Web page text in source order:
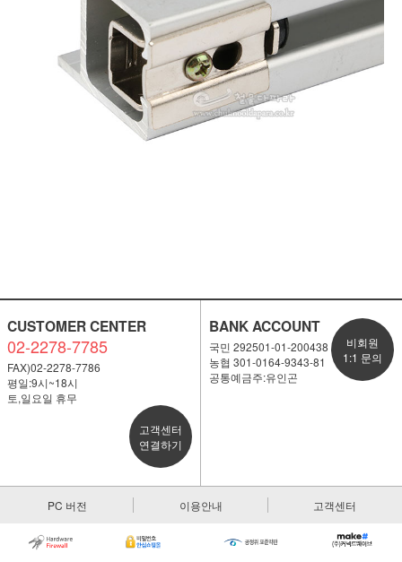
CUSTOMER CENTER
02-2278-7785
FAX)02-2278-7786
평일:9시~18시
토,일요일 휴무
고객센터
연결하기
BANK ACCOUNT
국민 292501-01-200438
농협 301-0164-9343-81
공통예금주:유인곤
비회원
1:1 문의
PC 버전 이용안내 고객센터